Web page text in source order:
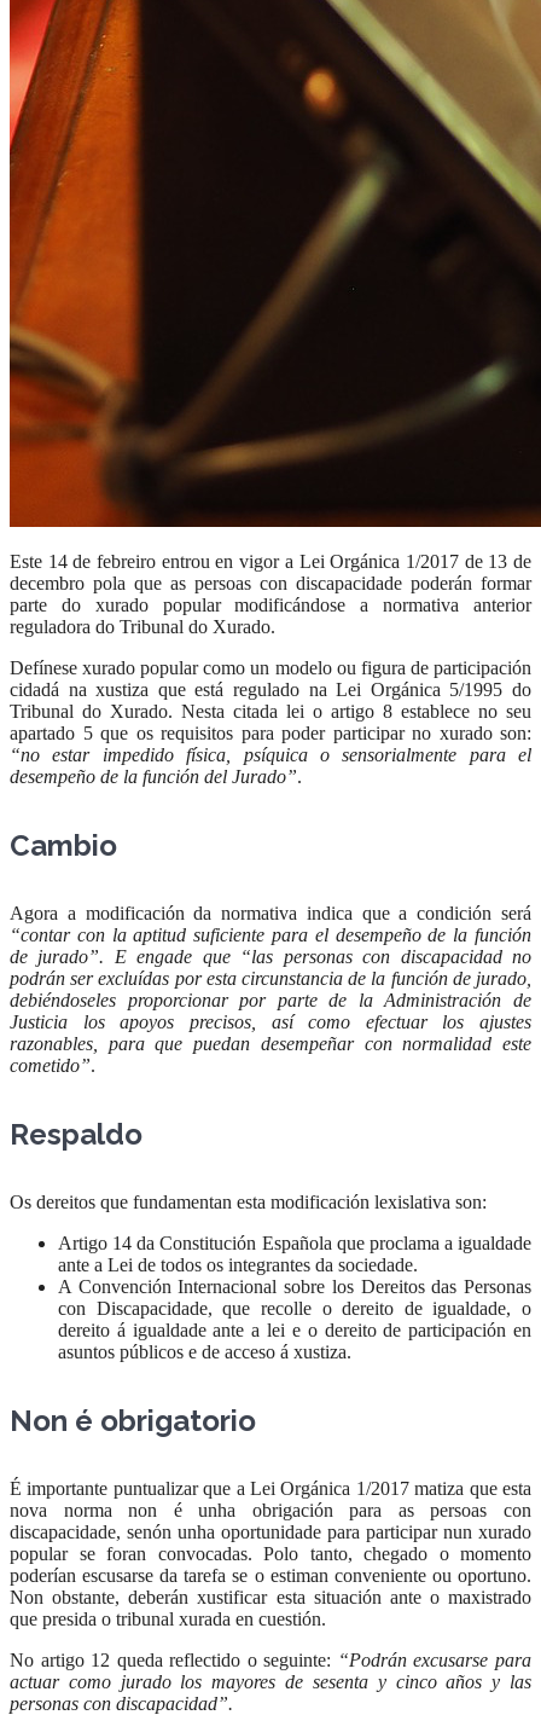
Este 14 de febreiro entrou en vigor a Lei Orgánica 1/2017 de 13 de
decembro pola que as persoas con discapacidade poderán formar
parte do xurado popular modificándose a normativa anterior
reguladora do Tribunal do Xurado.
Defínese xurado popular como un modelo ou figura de participación
cidadá na xustiza que está regulado na Lei Orgánica 5/1995 do
Tribunal do Xurado. Nesta citada lei o artigo 8 establece no seu
apartado 5 que os requisitos para poder participar no xurado son:
“no estar impedido física, psíquica o sensorialmente para el
desempeño de la función del Jurado”.
Cambio
Agora a modificación da normativa indica que a condición será
“contar con la aptitud suficiente para el desempeño de la función
de jurado”. E engade que “las personas con discapacidad no
podrán ser excluídas por esta circunstancia de la función de jurado,
debiéndoseles proporcionar por parte de la Administración de
Justicia los apoyos precisos, así como efectuar los ajustes
razonables, para que puedan desempeñar con normalidad este
cometido”.
Respaldo
Os dereitos que fundamentan esta modificación lexislativa son:
Artigo 14 da Constitución Española que proclama a igualdade
ante a Lei de todos os integrantes da sociedade.
A Convención Internacional sobre los Dereitos das Personas
con Discapacidade, que recolle o dereito de igualdade, o
dereito á igualdade ante a lei e o dereito de participación en
asuntos públicos e de acceso á xustiza.
Non é obrigatorio
É importante puntualizar que a Lei Orgánica 1/2017 matiza que esta
nova norma non é unha obrigación para as persoas con
discapacidade, senón unha oportunidade para participar nun xurado
popular se foran convocadas. Polo tanto, chegado o momento
poderían escusarse da tarefa se o estiman conveniente ou oportuno.
Non obstante, deberán xustificar esta situación ante o maxistrado
que presida o tribunal xurada en cuestión.
No artigo 12 queda reflectido o seguinte: “Podrán excusarse para
actuar como jurado los mayores de sesenta y cinco años y las
personas con discapacidad”.